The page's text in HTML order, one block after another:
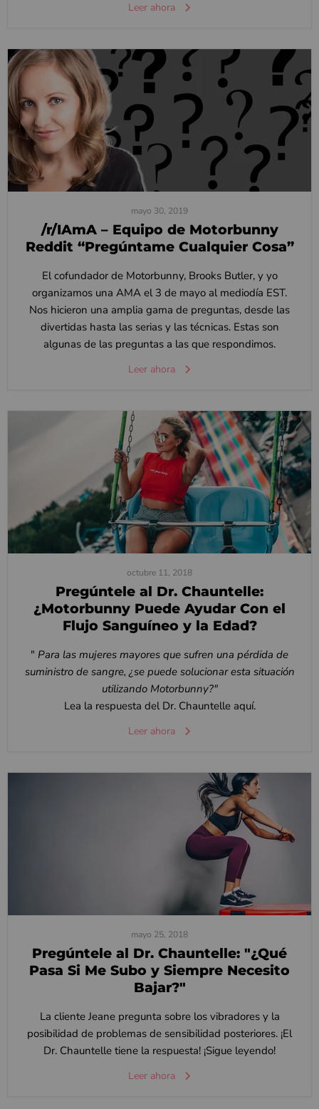
Leer ahora
mayo 30, 2019
/r/IAmA – Equipo de Motorbunny
Reddit “Pregúntame Cualquier Cosa”
El cofundador de Motorbunny, Brooks Butler, y yo
organizamos una AMA el 3 de mayo al mediodía EST.
Nos hicieron una amplia gama de preguntas, desde las
divertidas hasta las serias y las técnicas. Estas son
algunas de las preguntas a las que respondimos.
Leer ahora
octubre 11, 2018
Pregúntele al Dr. Chauntelle:
¿Motorbunny Puede Ayudar Con el
Flujo Sanguíneo y la Edad?
" Para las mujeres mayores que sufren una pérdida de
suministro de sangre, ¿se puede solucionar esta situación
utilizando Motorbunny?"
Lea la respuesta del Dr. Chauntelle aquí.
Leer ahora
mayo 25, 2018
Pregúntele al Dr. Chauntelle: "¿Qué
Pasa Si Me Subo y Siempre Necesito
Bajar?"
La cliente Jeane pregunta sobre los vibradores y la
posibilidad de problemas de sensibilidad posteriores. ¡El
Dr. Chauntelle tiene la respuesta! ¡Sigue leyendo!
Leer ahora